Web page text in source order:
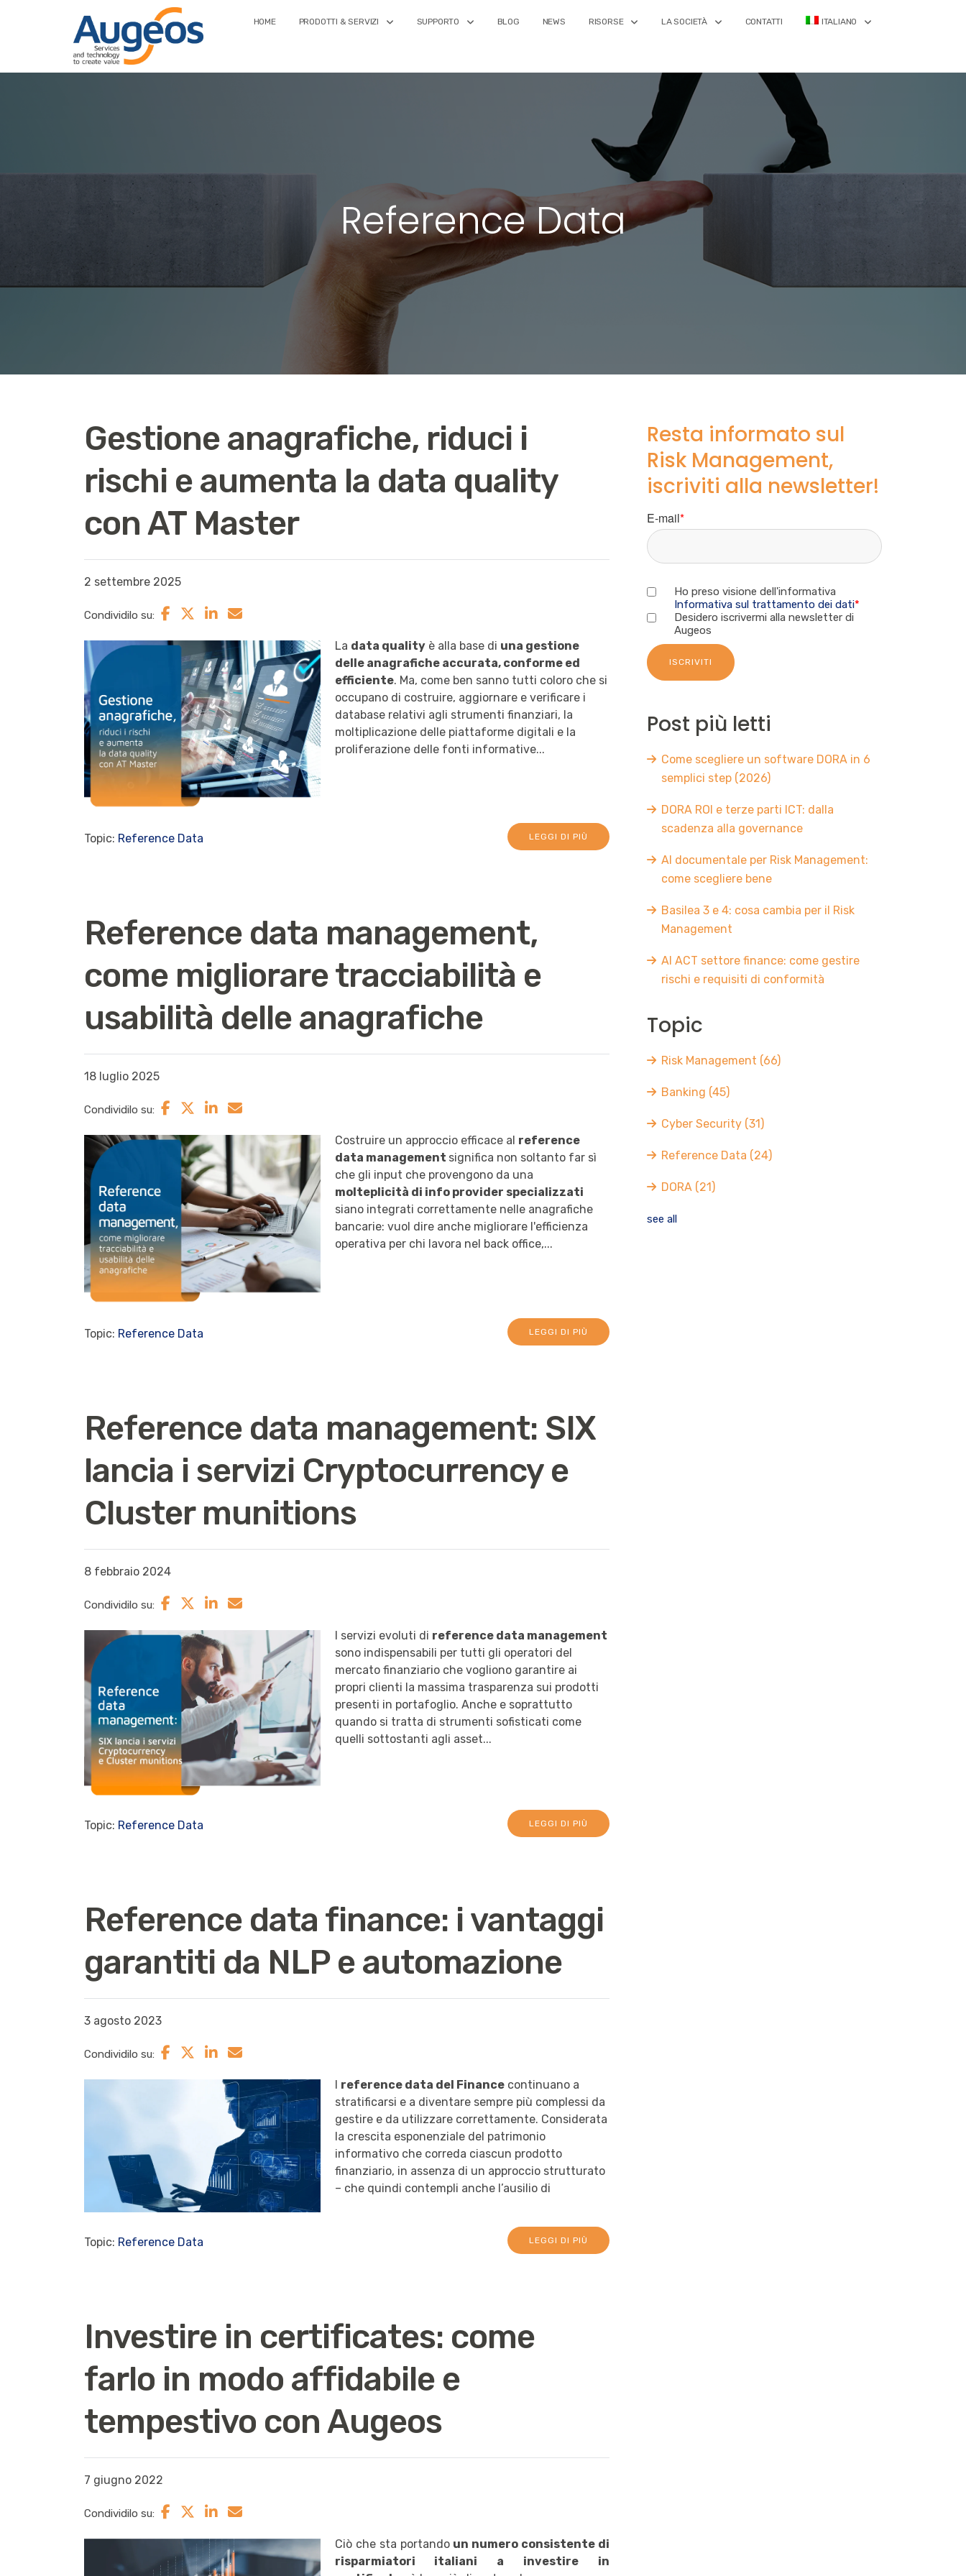
HOME PRODOTTI & SERVIZI SUPPORTO BLOG NEWS RISORSE LA SOCIETÀ CONTATTI ITALIANO
Reference Data
Gestione anagrafiche, riduci i
rischi e aumenta la data quality
con AT Master
2 settembre 2025
Condividilo su:
La data qualityè alla base di una gestione
delle anagrafiche accurata, conforme ed
efficiente. Ma, come ben sanno tutti coloro che si
occupano di costruire, aggiornare e verificare i
database relativi agli strumenti finanziari, la
moltiplicazione delle piattaforme digitali e la
proliferazione delle fonti informative...
Topic: Reference Data LEGGI DI PIÙ
Reference data management,
come migliorare tracciabilità e
usabilità delle anagrafiche
18 luglio 2025
Condividilo su:
Costruire un approccio efficace al reference
data management significa non soltanto far sì
che gli input che provengono da una
molteplicità di info provider specializzati
siano integrati correttamente nelle anagrafiche
bancarie: vuol dire anche migliorare l'efficienza
operativa per chi lavora nel back office,...
Topic: Reference Data LEGGI DI PIÙ
Reference data management: SIX
lancia i servizi Cryptocurrency e
Cluster munitions
8 febbraio 2024
Condividilo su:
I servizi evoluti di reference data management
sono indispensabili per tutti gli operatori del
mercato finanziario che vogliono garantire ai
propri clienti la massima trasparenza sui prodotti
presenti in portafoglio. Anche e soprattutto
quando si tratta di strumenti sofisticati come
quelli sottostanti agli asset...
Topic: Reference Data LEGGI DI PIÙ
Reference data finance: i vantaggi
garantiti da NLP e automazione
3 agosto 2023
Condividilo su:
I reference data del Financecontinuano a
stratificarsi e a diventare sempre più complessi da
gestire e da utilizzare correttamente. Considerata
la crescita esponenziale del patrimonio
informativo che correda ciascun prodotto
finanziario, in assenza di un approccio strutturato
– che quindi contempli anche l’ausilio di
Topic: Reference Data LEGGI DI PIÙ
Investire in certificates: come
farlo in modo affidabile e
tempestivo con Augeos
7 giugno 2022
Condividilo su:
Ciò che sta portandoun numero consistente di
risparmiatori italiani a investire in
Resta informato sul
Risk Management,
iscriviti alla newsletter!
E-mail*
Ho preso visione dell'informativa
Informativa sul trattamento dei dati*
Desidero iscrivermi alla newsletter di
Augeos
Post più letti
Come scegliere un software DORA in 6
semplici step (2026)
DORA ROI e terze parti ICT: dalla
scadenza alla governance
AI documentale per Risk Management:
come scegliere bene
Basilea 3 e 4: cosa cambia per il Risk
Management
AI ACT settore finance: come gestire
rischi e requisiti di conformità
Topic
Risk Management (66)
Banking (45)
Cyber Security (31)
Reference Data (24)
DORA (21)
see all